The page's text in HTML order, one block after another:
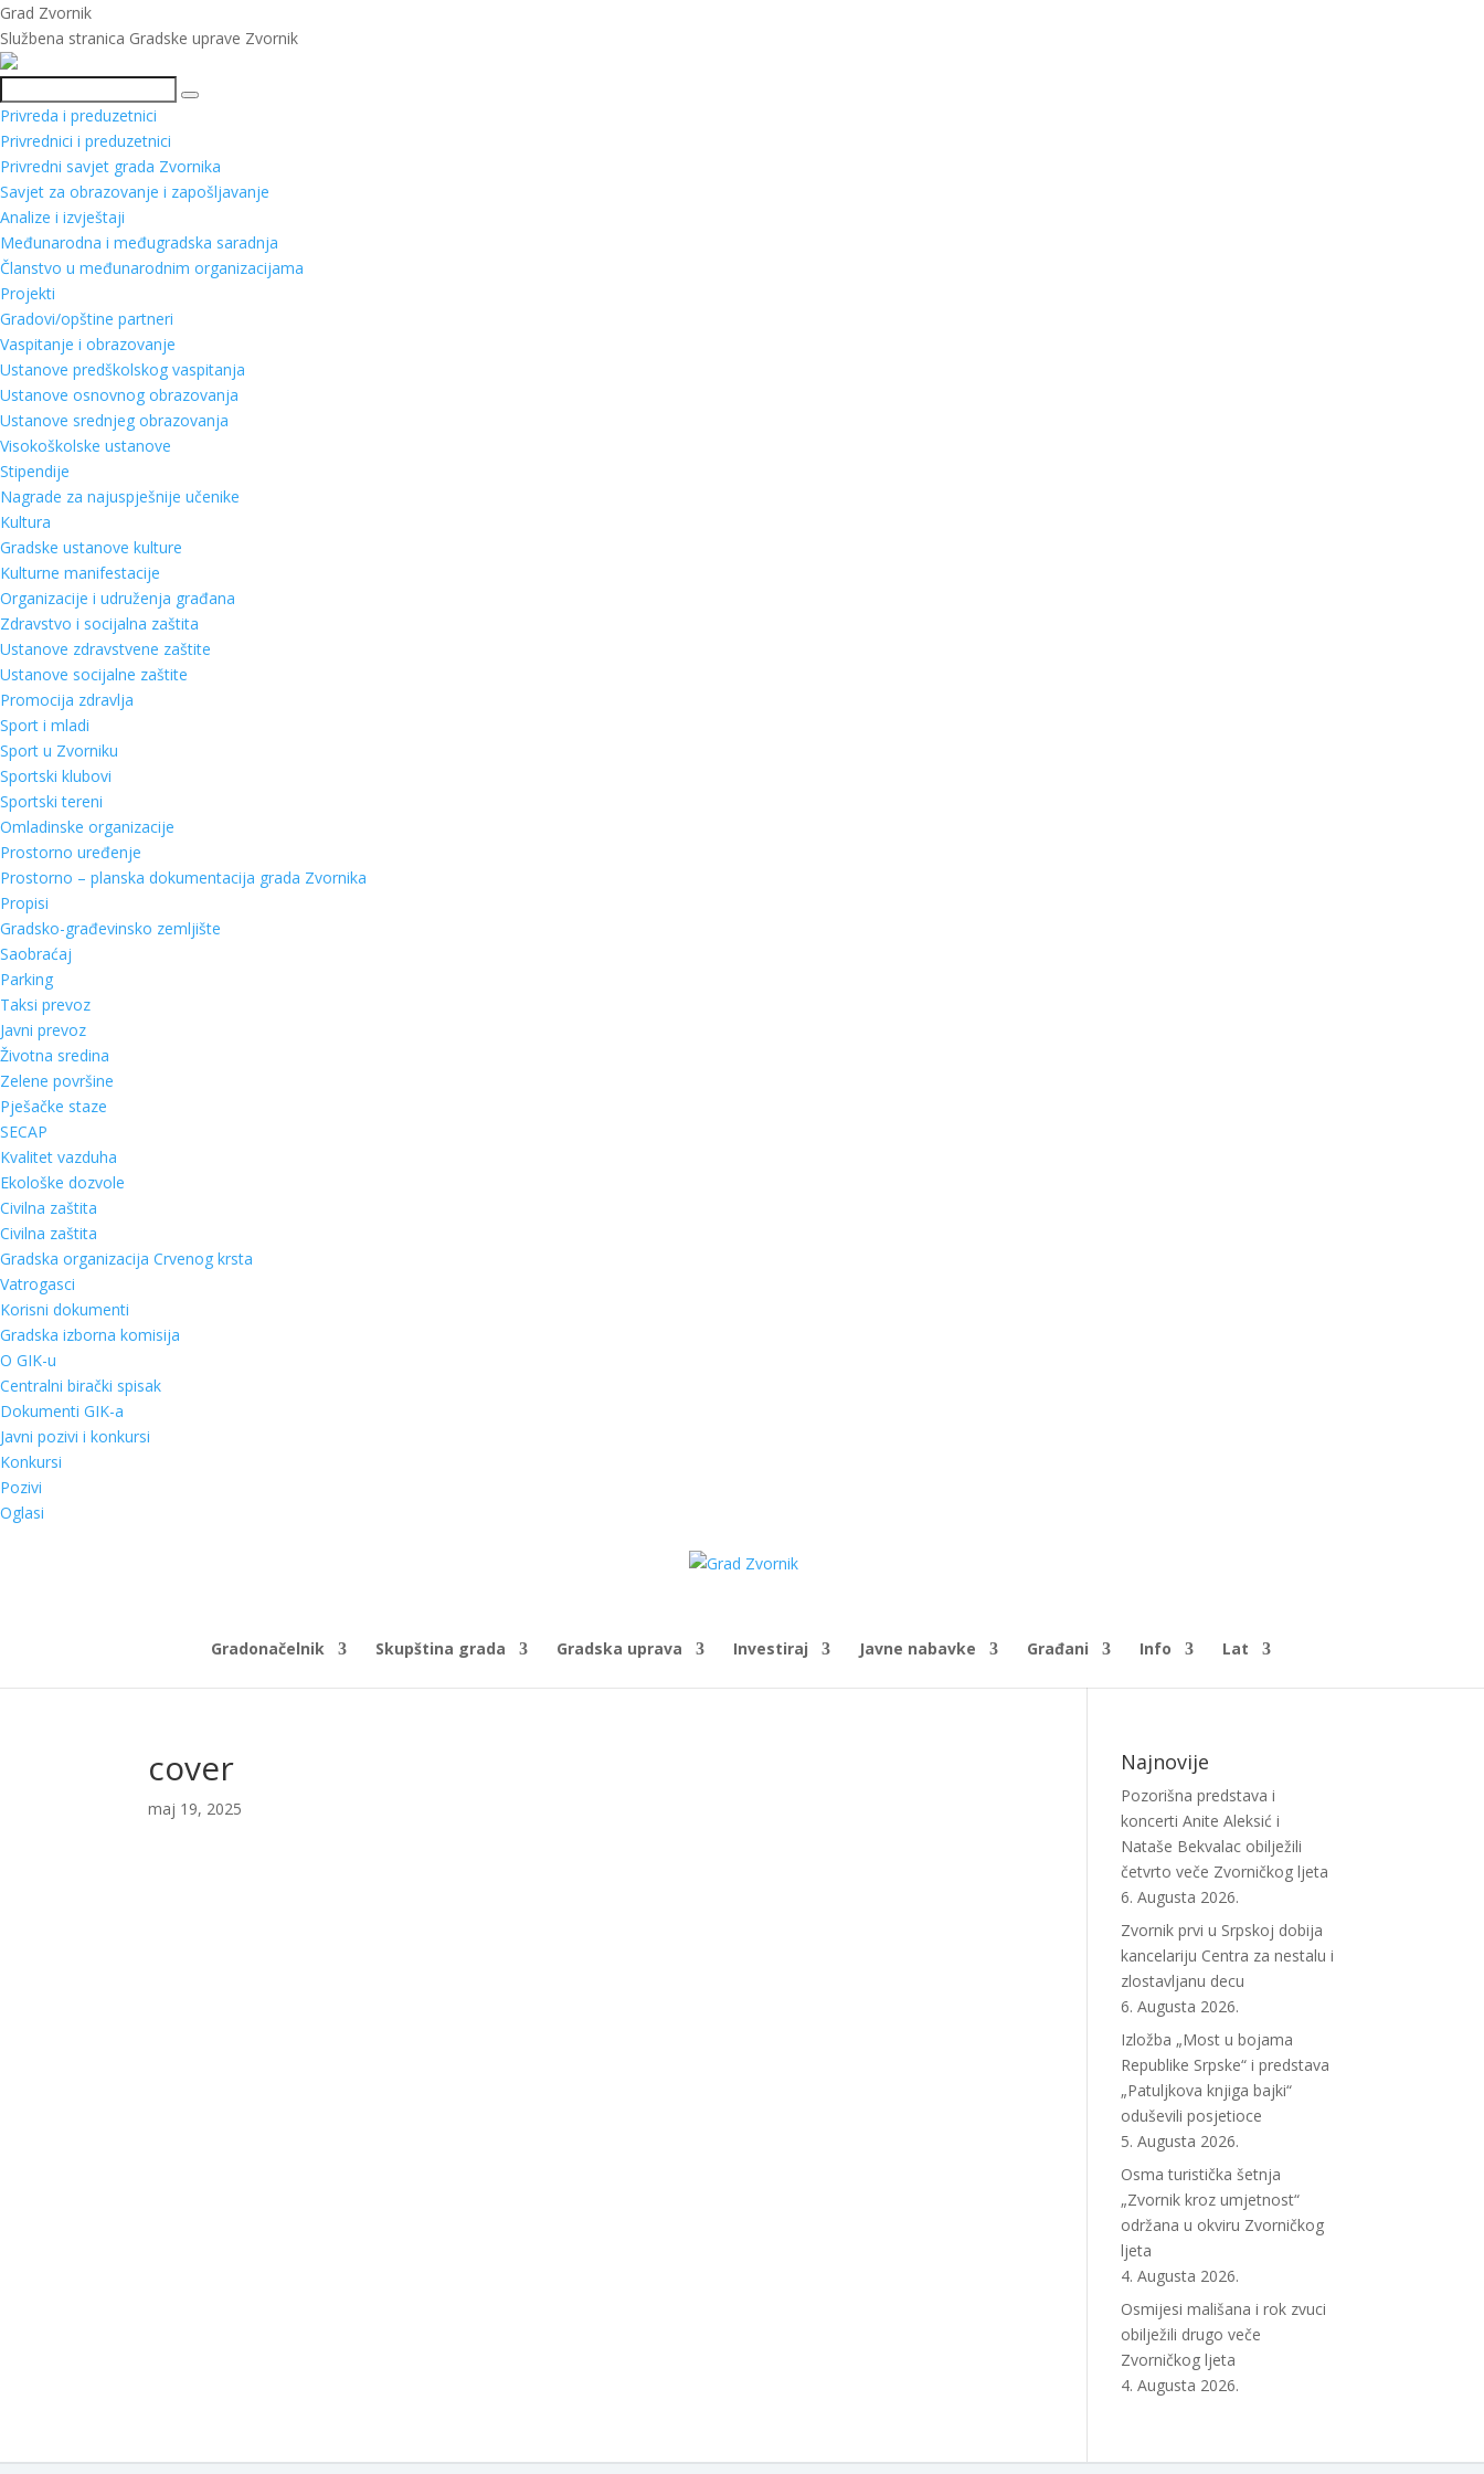
Grad Zvornik
Službena stranica Gradske uprave Zvornik
Pretraga
Privreda i preduzetnici
Privrednici i preduzetnici
Privredni savjet grada Zvornika
Savjet za obrazovanje i zapošljavanje
Analize i izvještaji
Međunarodna i međugradska saradnja
Članstvo u međunarodnim organizacijama
Projekti
Gradovi/opštine partneri
Vaspitanje i obrazovanje
Ustanove predškolskog vaspitanja
Ustanove osnovnog obrazovanja
Ustanove srednjeg obrazovanja
Visokoškolske ustanove
Stipendije
Nagrade za najuspješnije učenike
Kultura
Gradske ustanove kulture
Kulturne manifestacije
Organizacije i udruženja građana
Zdravstvo i socijalna zaštita
Ustanove zdravstvene zaštite
Ustanove socijalne zaštite
Promocija zdravlja
Sport i mladi
Sport u Zvorniku
Sportski klubovi
Sportski tereni
Omladinske organizacije
Prostorno uređenje
Prostorno – planska dokumentacija grada Zvornika
Propisi
Gradsko-građevinsko zemljište
Saobraćaj
Parking
Taksi prevoz
Javni prevoz
Životna sredina
Zelene površine
Pješačke staze
SECAP
Kvalitet vazduha
Ekološke dozvole
Civilna zaštita
Civilna zaštita
Gradska organizacija Crvenog krsta
Vatrogasci
Korisni dokumenti
Gradska izborna komisija
O GIK-u
Centralni birački spisak
Dokumenti GIK-a
Javni pozivi i konkursi
Konkursi
Pozivi
Oglasi
Gradonačelnik Skupština grada Gradska uprava Investiraj Javne nabavke Građani Info Lat
cover
maj 19, 2025
Najnovije
Pozorišna predstava i
koncerti Anite Aleksić i
Nataše Bekvalac obilježili
četvrto veče Zvorničkog ljeta
6. Augusta 2026.
Zvornik prvi u Srpskoj dobija
kancelariju Centra za nestalu i
zlostavljanu decu
6. Augusta 2026.
Izložba „Most u bojama
Republike Srpske“ i predstava
„Patuljkova knjiga bajki“
oduševili posjetioce
5. Augusta 2026.
Osma turistička šetnja
„Zvornik kroz umjetnost“
održana u okviru Zvorničkog
ljeta
4. Augusta 2026.
Osmijesi mališana i rok zvuci
obilježili drugo veče
Zvorničkog ljeta
4. Augusta 2026.